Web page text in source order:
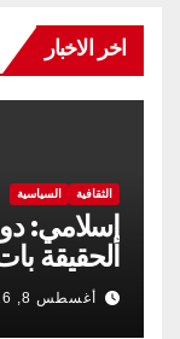
اخر الاخبار
الثقافية السياسية
إسلامي:
الحقيقة
مضى
أغسطس 8, 2026